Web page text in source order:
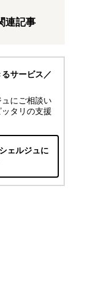
連記事
サービス／
にご相談い
タリの支援
ェルジュに